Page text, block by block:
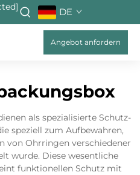
DE
Angebot anfordern
als spezialisierte Schutz-
speziell zum Aufbewahren,
von Ohrringen verschiedener
wurde. Diese wesentliche
funktionellen Schutz mit